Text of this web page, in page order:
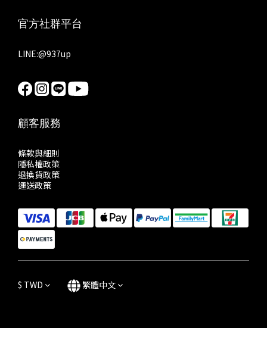
官方社群平台
LINE:@937up
顧客服務
條款與細則
隱私權政策
退換貨政策
運送政策
$ TWD 繁體中文